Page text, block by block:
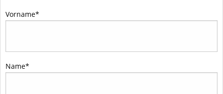
Vorname*
Name*